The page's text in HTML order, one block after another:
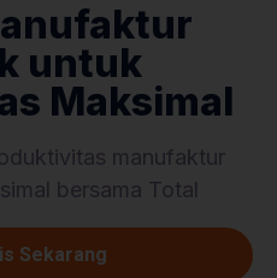
untuk
Maksimal
manufaktur
bersama Total
Sekarang